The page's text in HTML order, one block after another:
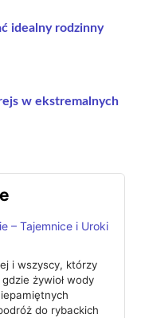
idealny rodzinny
w ekstremalnych
– Tajemnice i Uroki
i wszyscy, którzy
żywioł wody
do rybackich